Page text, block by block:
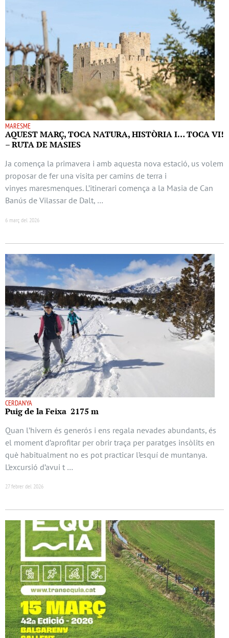
MARESME
AQUEST MARÇ, TOCA NATURA, HISTÒRIA I… TOCA VI!
– RUTA DE MASIES
Ja comença la primavera i amb aquesta nova estació, us volem
proposar de fer una visita per camins de terra i
vinyes maresmenques. L’itinerari comença a la Masia de Can
Banús de Vilassar de Dalt, …
6 març del 2026
CERDANYA
Puig de la Feixa 2175 m
Quan l’hivern és generós i ens regala nevades abundants, és
el moment d’aprofitar per obrir traça per paratges insòlits en
què habitualment no es pot practicar l’esquí de muntanya.
L’excursió d’avui t …
27 febrer del 2026